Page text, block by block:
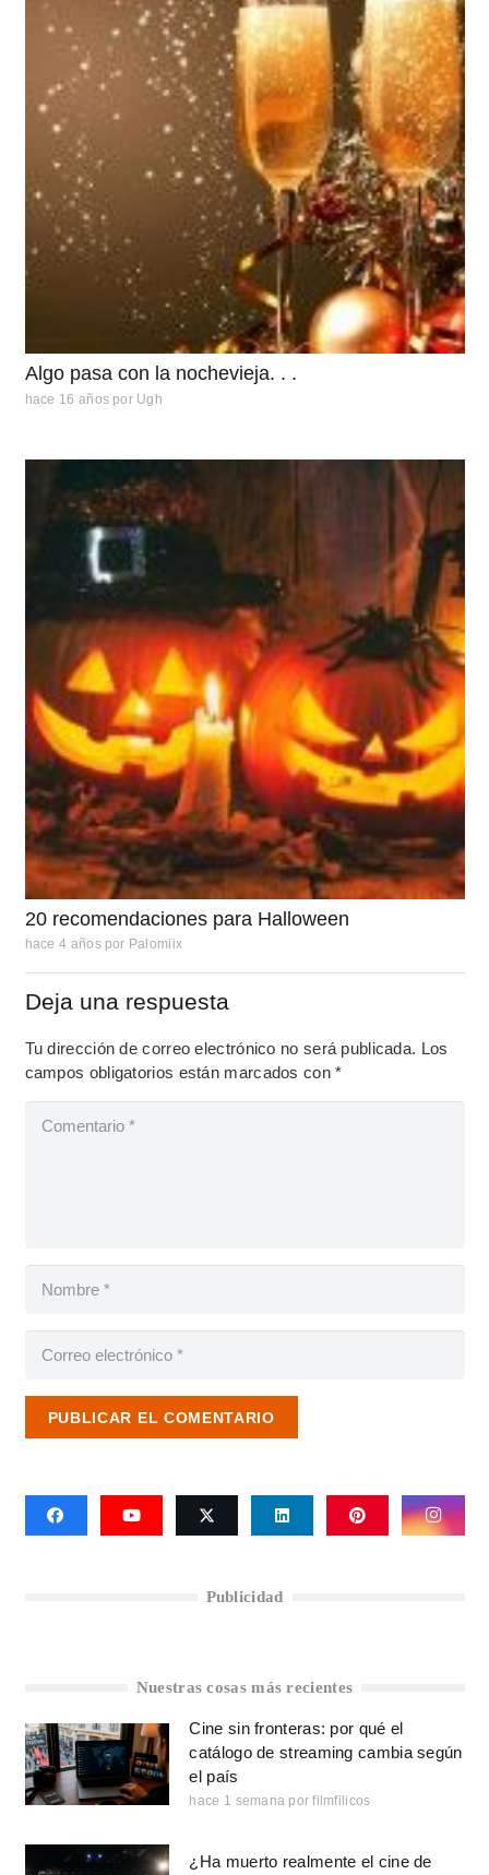
Algo pasa con la nochevieja. . .
hace 16 años por Ugh
20 recomendaciones para Halloween
hace 4 años por Palomiix
Deja una respuesta
Tu dirección de correo electrónico no será publicada. Los
campos obligatorios están marcados con*
PUBLICAR EL COMENTARIO
Publicidad
Nuestras cosas más recientes
Cine sin fronteras: por qué el
catálogo de streaming cambia según
el país
hace 1 semana por filmfilicos
¿Ha muerto realmente el cine de